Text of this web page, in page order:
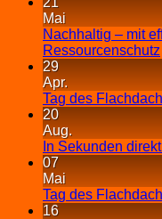
Mai
Nachhaltig – mit
Ressourcenschutz
29
Apr.
Tag des
20
Aug.
In Sekunden
07
Mai
Tag des
16